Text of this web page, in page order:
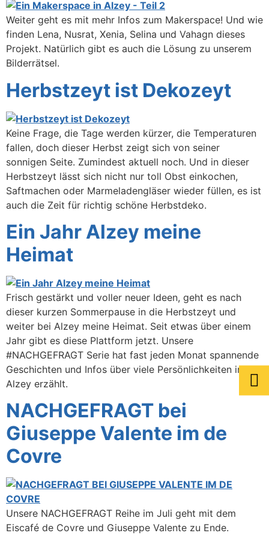
Weiter geht es mit mehr Infos zum Makerspace! Und wie
finden Lena, Nusrat, Xenia, Selina und Vahagn dieses
Projekt. Natürlich gibt es auch die Lösung zu unserem
Bilderrätsel.
Herbstzeyt ist Dekozeyt
Keine Frage, die Tage werden kürzer, die Temperaturen
fallen, doch dieser Herbst zeigt sich von seiner
sonnigen Seite. Zumindest aktuell noch. Und in dieser
Herbstzeyt lässt sich nicht nur toll Obst einkochen,
Saftmachen oder Marmeladengläser wieder füllen, es ist
auch die Zeit für richtig schöne Herbstdeko.
Ein Jahr Alzey meine
Heimat
Frisch gestärkt und voller neuer Ideen, geht es nach
dieser kurzen Sommerpause in die Herbstzeyt und
weiter bei Alzey meine Heimat. Seit etwas über einem
Jahr gibt es diese Plattform jetzt. Unsere
#NACHGEFRAGT Serie hat fast jeden Monat spannende
Geschichten und Infos über viele Persönlichkeiten in
Alzey erzählt.
NACHGEFRAGT bei
Giuseppe Valente im de
Covre
Unsere NACHGEFRAGT Reihe im Juli geht mit dem
Eiscafé de Covre und Giuseppe Valente zu Ende.